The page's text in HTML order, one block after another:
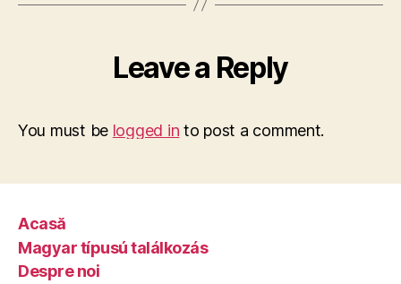
Leave a Reply
You must be logged in to post a comment.
Acasă
Magyar típusú találkozás
Despre noi